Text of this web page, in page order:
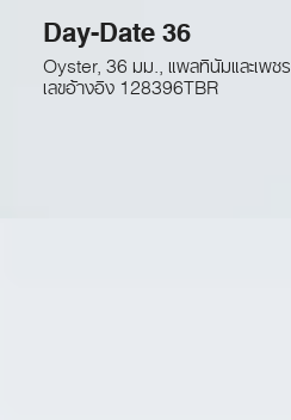
Day-Date 36
Oyster, 36 มม., แพลทินัมและเพชร
เลขอ้างอิง128396TBR